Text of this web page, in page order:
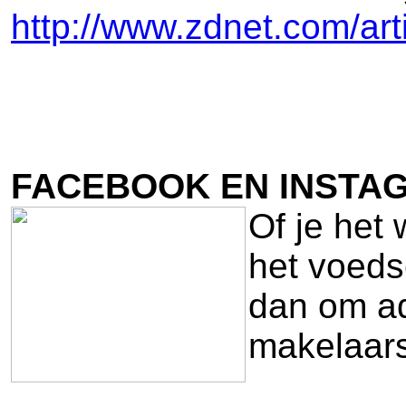
http://www.zdnet.com/
FACEBOOK EN
Of je het
het
dan om